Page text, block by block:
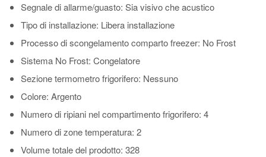
Segnale di allarme/guasto: Sia visivo che acustico
Tipo di installazione: Libera installazione
Processo di scongelamento comparto freezer: No Frost
Sistema No Frost: Congelatore
Sezione termometro frigorifero: Nessuno
Colore: Argento
Numero di ripiani nel compartimento frigorifero: 4
Numero di zone temperatura: 2
Volume totale del prodotto: 328